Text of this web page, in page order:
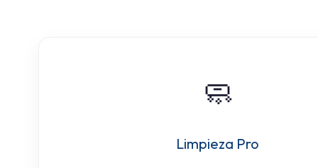
🧼
Limpieza Pro